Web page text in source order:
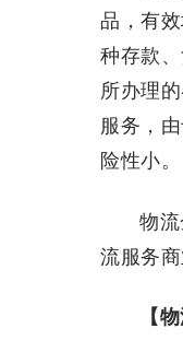
品，有
种存款
所办理
服务，
险性小。
物
流服务
【